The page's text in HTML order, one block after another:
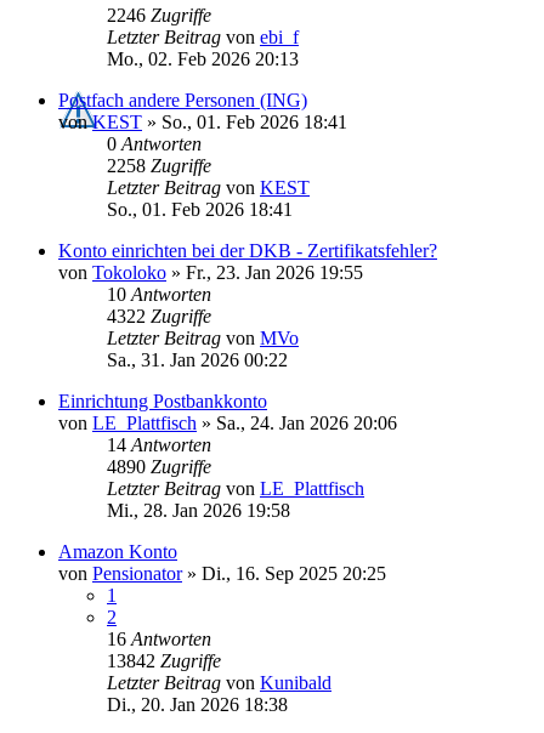
2246 Zugriffe
Letzter Beitrag von ebi_f
Mo., 02. Feb 2026 20:13
Postfach andere Personen (ING)
vonKEST » So., 01. Feb 2026 18:41
0 Antworten
2258 Zugriffe
Letzter Beitrag von KEST
So., 01. Feb 2026 18:41
Konto einrichten bei der DKB - Zertifikatsfehler?
von Tokoloko » Fr., 23. Jan 2026 19:55
10 Antworten
4322 Zugriffe
Letzter Beitrag von MVo
Sa., 31. Jan 2026 00:22
Einrichtung Postbankkonto
von LE_Plattfisch » Sa., 24. Jan 2026 20:06
14 Antworten
4890 Zugriffe
Letzter Beitrag von LE_Plattfisch
Mi., 28. Jan 2026 19:58
Amazon Konto
von Pensionator» Di., 16. Sep 2025 20:25
1
2
16 Antworten
13842 Zugriffe
Letzter Beitrag von Kunibald
Di., 20. Jan 2026 18:38